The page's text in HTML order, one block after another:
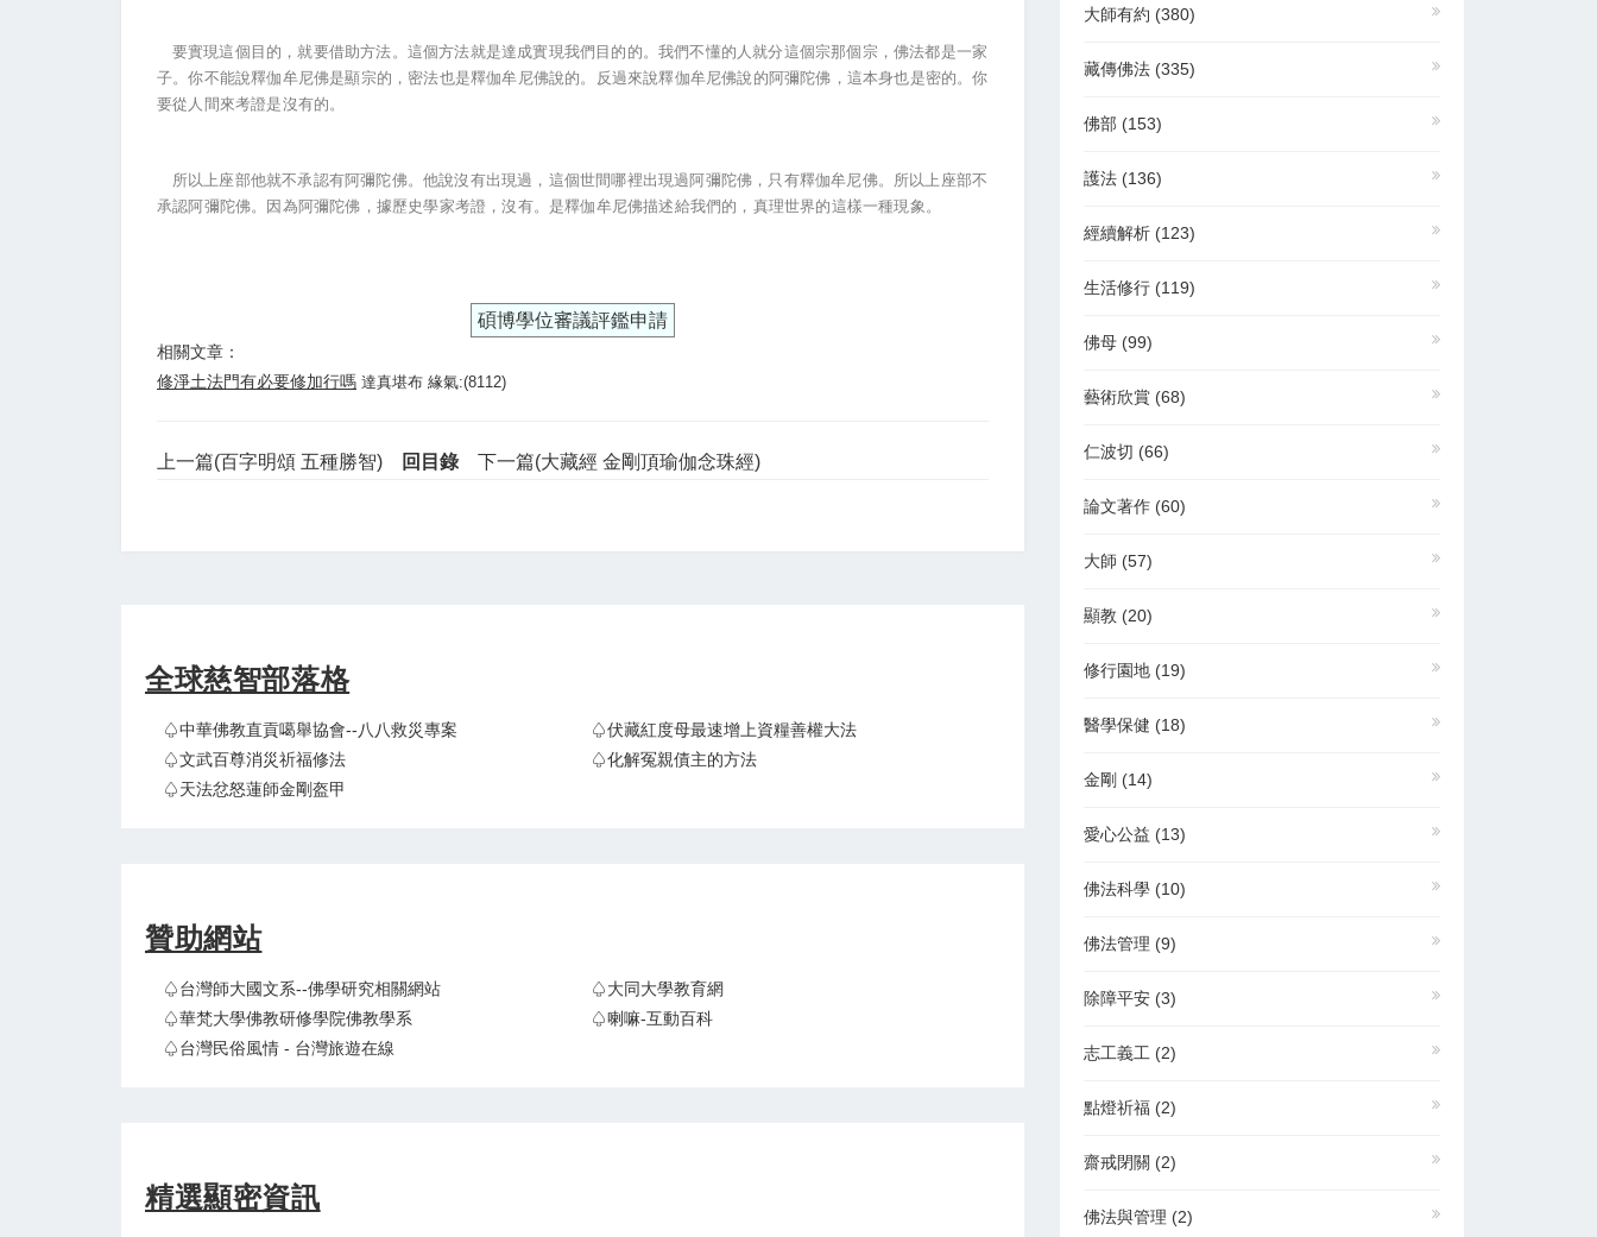
要實現這個目的，就要借助方法。這個方法就是達成實現我們目的的。我們不懂的人就分這個宗那個宗，佛法都是一家
子。你不能說釋伽牟尼佛是顯宗的，密法也是釋伽牟尼佛說的。反過來說釋伽牟尼佛說的阿彌陀佛，這本身也是密的。你
要從人間來考證是沒有的。
所以上座部他就不承認有阿彌陀佛。他說沒有出現過，這個世間哪裡出現過阿彌陀佛，只有釋伽牟尼佛。所以上座部不
承認阿彌陀佛。因為阿彌陀佛，據歷史學家考證，沒有。是釋伽牟尼佛描述給我們的，真理世界的這樣一種現象。
碩博學位審議評鑑申請
相關文章：
修淨土法門有必要修加行嗎 達真堪布 緣氣:(8112)
上一篇(百字明頌 五種勝智) 回目錄 下一篇(大藏經 金剛頂瑜伽念珠經)
全球慈智部落格
♤中華佛教直貢噶舉協會--八八救災專案
♤伏藏紅度母最速增上資糧善權大法
♤文武百尊消災祈福修法
♤化解冤親債主的方法
♤天法忿怒蓮師金剛盔甲
贊助網站
♤台灣師大國文系--佛學研究相關網站
♤大同大學教育網
♤華梵大學佛教研修學院佛教學系
♤喇嘛-互動百科
♤台灣民俗風情 - 台灣旅遊在線
精選顯密資訊
大師有約 (380)
藏傳佛法 (335)
佛部 (153)
護法 (136)
經續解析 (123)
生活修行 (119)
佛母 (99)
藝術欣賞 (68)
仁波切 (66)
論文著作 (60)
大師 (57)
顯教 (20)
修行園地 (19)
醫學保健 (18)
金剛 (14)
愛心公益 (13)
佛法科學 (10)
佛法管理 (9)
除障平安 (3)
志工義工 (2)
點燈祈福 (2)
齋戒閉關 (2)
佛法與管理 (2)